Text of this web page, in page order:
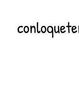
contenido